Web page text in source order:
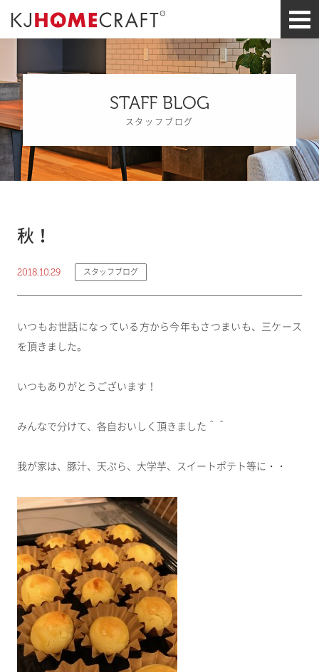
STAFF BLOG
スタッフブログ
秋！
2018.10.29 スタッフブログ
いつもお世話になっている方から今年もさつまいも、三ケース
を頂きました。
いつもありがとうございます！
みんなで分けて、各自おいしく頂きました＾＾
我が家は、豚汁、天ぷら、大学芋、スイートポテト等に・・